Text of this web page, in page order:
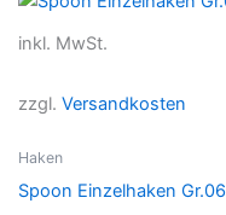
inkl. MwSt.
zzgl. Versandkosten
Haken
Spoon Einzelhaken Gr.06